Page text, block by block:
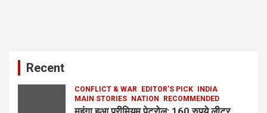
Recent
CONFLICT & WAR EDITOR'S PICK
INDIA
MAIN STORIES
NATION RECOMMENDED